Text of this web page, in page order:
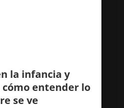
la infancia y
cómo entender lo
se ve